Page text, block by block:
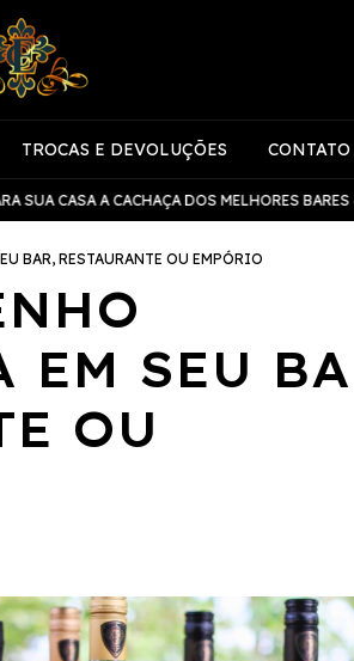
TROCAS E DEVOLUÇÕES CONTATO
A CACHAÇA DOS MELHORES BARES &
BAR, RESTAURANTE OU EMPÓRIO
EM SEU
OU